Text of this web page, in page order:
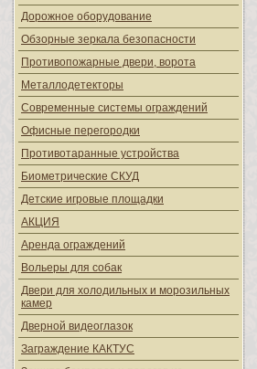
Дорожное оборудование
Обзорные зеркала безопасности
Противопожарные двери, ворота
Металлодетекторы
Современные системы ограждений
Офисные перегородки
Противотаранные устройства
Биометрические СКУД
Детские игровые площадки
АКЦИЯ
Аренда ограждений
Вольеры для собак
Двери для холодильных и морозильных
камер
Дверной видеоглазок
Заграждение КАКТУС